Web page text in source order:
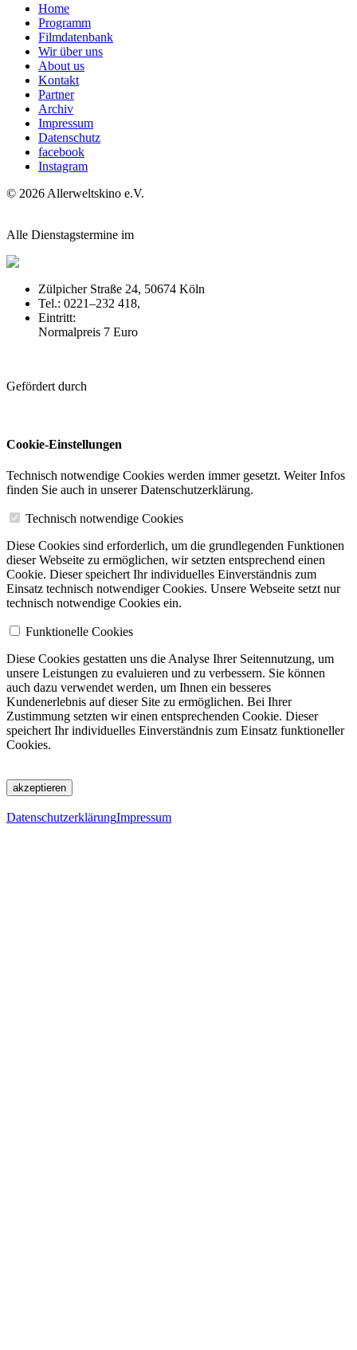
Home
Programm
Filmdatenbank
Wir über uns
About us
Kontakt
Partner
Archiv
Impressum
Datenschutz
facebook
Instagram
© 2026 Allerweltskino e.V.
Alle Dienstagstermine im
Zülpicher Straße 24, 50674 Köln
Tel.: 0221–232 418,
Eintritt:
Normalpreis 7 Euro
Gefördert durch
Cookie-Einstellungen
Technisch notwendige Cookies werden immer gesetzt. Weiter Infos
finden Sie auch in unserer Datenschutzerklärung.
Technisch notwendige Cookies
Diese Cookies sind erforderlich, um die grundlegenden Funktionen
dieser Webseite zu ermöglichen, wir setzten entsprechend einen
Cookie. Dieser speichert Ihr individuelles Einverständnis zum
Einsatz technisch notwendiger Cookies. Unsere Webseite setzt nur
technisch notwendige Cookies ein.
Funktionelle Cookies
Diese Cookies gestatten uns die Analyse Ihrer Seitennutzung, um
unsere Leistungen zu evaluieren und zu verbessern. Sie können
auch dazu verwendet werden, um Ihnen ein besseres
Kundenerlebnis auf dieser Site zu ermöglichen. Bei Ihrer
Zustimmung setzten wir einen entsprechenden Cookie. Dieser
speichert Ihr individuelles Einverständnis zum Einsatz funktioneller
Cookies.
akzeptieren
DatenschutzerklärungImpressum